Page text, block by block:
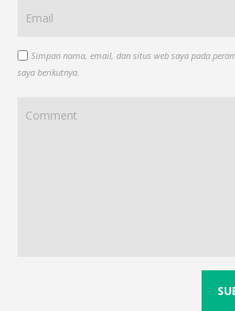
Simpan nama, email, dan situs web saya pada
saya berikutnya.